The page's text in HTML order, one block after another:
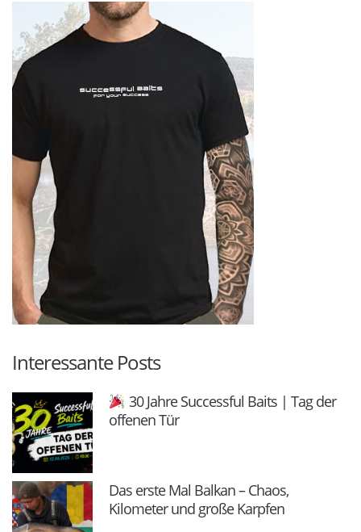
Interessante Posts
30 Jahre Successful Baits | Tag der
offenen Tür
Das erste Mal Balkan – Chaos,
Kilometer und große Karpfen